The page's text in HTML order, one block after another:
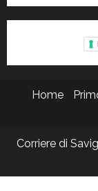
Home
Corriere di